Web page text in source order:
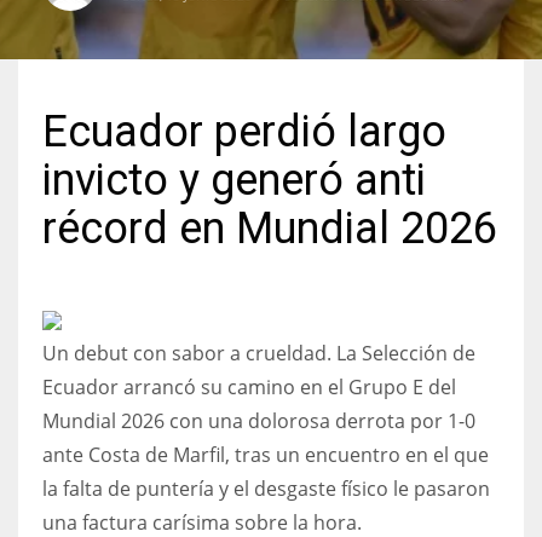
ATL
24
34
Ecuador perdió largo
invicto y generó anti
récord en Mundial 2026
Un debut con sabor a crueldad. La Selección de
Ecuador arrancó su camino en el Grupo E del
Mundial 2026 con una dolorosa derrota por 1-0
ante Costa de Marfil, tras un encuentro en el que
la falta de puntería y el desgaste físico le pasaron
una factura carísima sobre la hora.